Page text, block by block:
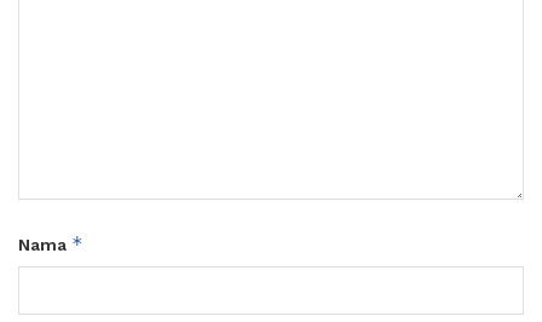
Nama *